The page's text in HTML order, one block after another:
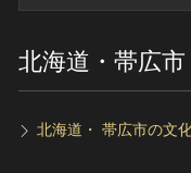
トップ
作品一覧
カテゴリで見る
北海道・帯広市
北海道・ 帯広市の文